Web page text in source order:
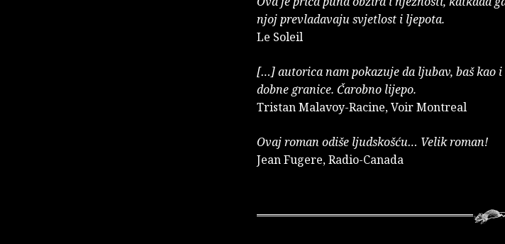
njoj prevladavaju svjetlost i ljepota.
Le Soleil
[…] autorica nam pokazuje da ljubav, baš kao i
dobne granice. Čarobno lijepo.
Tristan Malavoy-Racine, Voir Montreal
Ovaj roman odiše ljudskošću… Velik roman!
Jean Fugere, Radio-Canada